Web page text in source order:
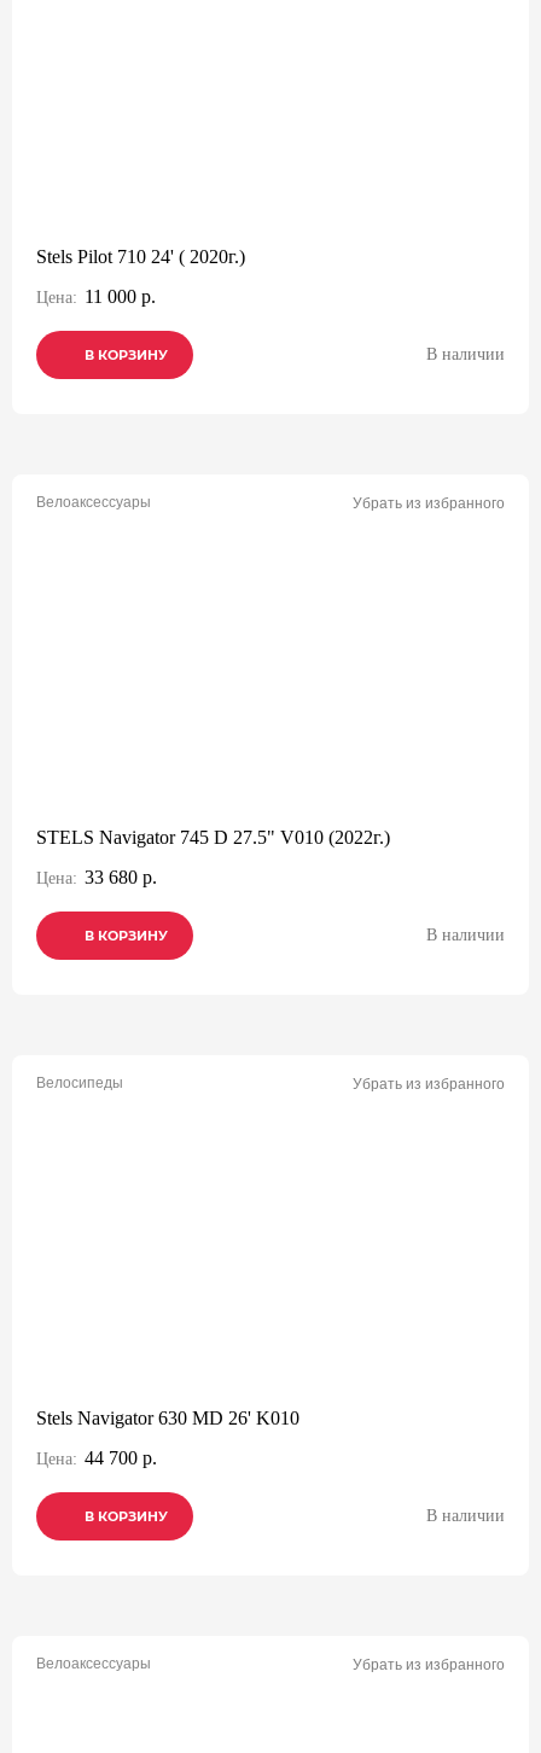
Stels Pilot 710 24' ( 2020г.)
Цена: 11 000 р.
В КОРЗИНУ
В КОРЗИНУ
В КОРЗИНУ В наличии
Велоаксессуары Убрать из избранного
STELS Navigator 745 D 27.5" V010 (2022г.)
Цена: 33 680 р.
В КОРЗИНУ
В КОРЗИНУ
В КОРЗИНУ В наличии
Велосипеды Убрать из избранного
Stels Navigator 630 MD 26' K010
Цена: 44 700 р.
В КОРЗИНУ
В КОРЗИНУ
В КОРЗИНУ В наличии
Велоаксессуары Убрать из избранного